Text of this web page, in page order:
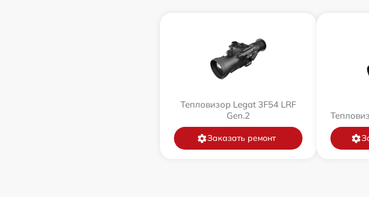
Тепловизор Legat 3F54 LRF
Gen.2
Заказать ремонт